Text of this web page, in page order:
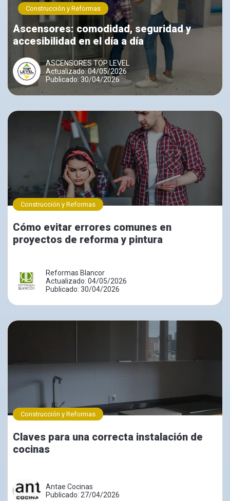
Construcción y Reformas
Ascensores: comodidad, seguridad y
accesibilidad en el día a día
ASCENSORES TOP LEVEL
Actualizado: 04/05/2026
Publicado: 30/04/2026
Construcción y Reformas
Cómo evitar errores comunes en
proyectos de reforma y pintura
Reformas Blancor
Actualizado: 04/05/2026
Publicado: 30/04/2026
Construcción y Reformas
Claves para una correcta instalación de
cocinas
Antae Cocinas
Publicado: 27/04/2026